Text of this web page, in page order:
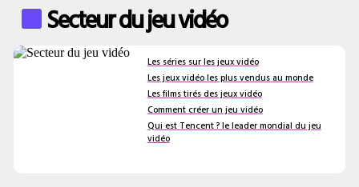
Secteur du jeu vidéo
Les séries sur les jeux vidéo
Les jeux vidéo les plus vendus au monde
Les films tirés des jeux vidéo
Comment créer un jeu vidéo
Qui est Tencent ? le leader mondial du jeu
vidéo